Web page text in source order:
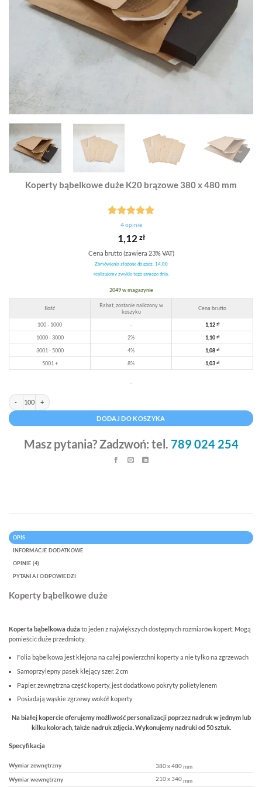
Koperty bąbelkowe duże K20 brązowe 380 x 480 mm
Oceniony
5.00
na 5
podstawie
oceny
klienta
4opinie
1,12 zł
Cena brutto (zawiera 23% VAT)
Zamówienia złożone do godz. 14.00
realizujemy zwykle tego samego dnia.
2049 w magazynie
Ilość
Rabat, zostanie naliczony w
koszyku
Cena brutto
100 - 1000 - 1,12 zł
1000 - 3000 2% 1,10 zł
3001 - 5000 4% 1,08 zł
5001 + 8% 1,03 zł
ilość Koperty bąbelkowe duże K20 brązowe 380 x 480 mm
DODAJ DO KOSZYKA
Masz pytania? Zadzwoń: tel. 789 024 254
OPIS
INFORMACJE DODATKOWE
OPINIE (4)
PYTANIA I ODPOWIEDZI
Koperty bąbelkowe duże
Koperta bąbelkowa dużato jeden z największych dostępnych rozmiarów kopert. Mogą
pomieścić duże przedmioty.
Folia bąbelkowa jest klejona na całej powierzchni koperty a nie tylko na zgrzewach
Samoprzylepny pasek klejący szer. 2 cm
Papier, zewnętrzna część koperty, jest dodatkowo pokryty polietylenem
Posiadają wąskie zgrzewy wokół koperty
Na białej kopercie oferujemy możliwość personalizacji poprzez nadruk w jednym lub
kilku kolorach, także nadruk zdjęcia. Wykonujemy nadruki od 50 sztuk.
Specyfikacja
Wymiar zewnętrzny 380 x 480mm
Wymiar wewnętrzny
210 x 340mm